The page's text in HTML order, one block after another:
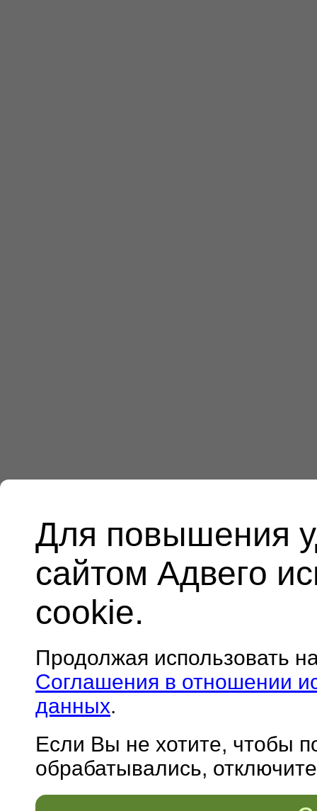
Для повышения
сайтом Адвего
cookie.
Продолжая использовать
Соглашения в отношении
данных.
Если Вы не хотите, чтобы
обрабатывались,